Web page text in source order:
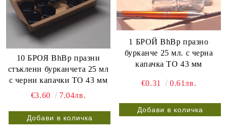
10 БРОЯ BhBp празни
стъклени бурканчета 25 мл
с черни капачки ТО 43 мм
€3.60
7.04лв.
1 БРОЙ BhBp празно
бурканче 25 мл. с черна
капачка ТО 43 мм
€0.31 0.61лв.